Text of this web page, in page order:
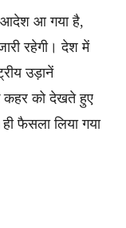
आदेश आ गया है,
रहेगी। देश में
उड़ानें
कहर को देखते हुए
फैसला लिया गया